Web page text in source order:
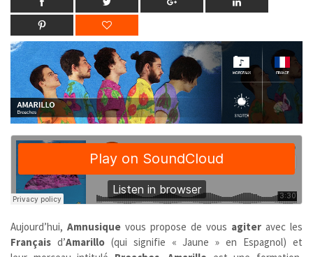
Aujourd’hui, Amnusique vous propose de vous agiter avec les
Français d’Amarillo (qui signifie « Jaune » en Espagnol) et